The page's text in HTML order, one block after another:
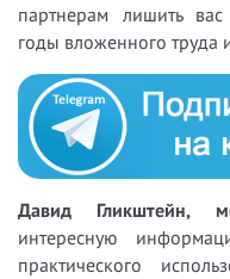
партнерам лишить
годы вложенного труда
Давид Гликштейн,
интересную
практического